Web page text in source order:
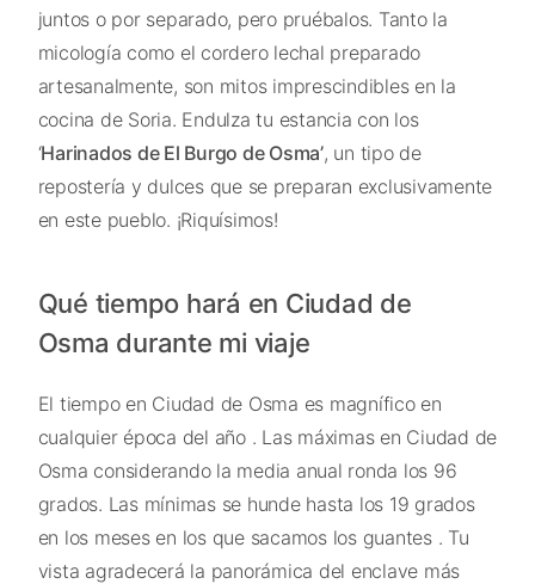
juntos o por separado, pero pruébalos. Tanto la
micología como el cordero lechal preparado
artesanalmente, son mitos imprescindibles en la
cocina de Soria. Endulza tu estancia con los
‘Harinados de El Burgo de Osma’, un tipo de
repostería y dulces que se preparan exclusivamente
en este pueblo. ¡Riquísimos!
Qué tiempo hará en Ciudad de
Osma durante mi viaje
El tiempo en Ciudad de Osma es magnífico en
cualquier época del año . Las máximas en Ciudad de
Osma considerando la media anual ronda los 96
grados. Las mínimas se hunde hasta los 19 grados
en los meses en los que sacamos los guantes . Tu
vista agradecerá la panorámica del enclave más